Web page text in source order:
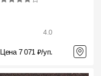
4.0
Цена 7 071 ₽/уп.